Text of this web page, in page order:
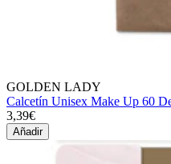
GOLDEN LADY
Calcetín Unisex Make Up 60
3,39€
Añadir